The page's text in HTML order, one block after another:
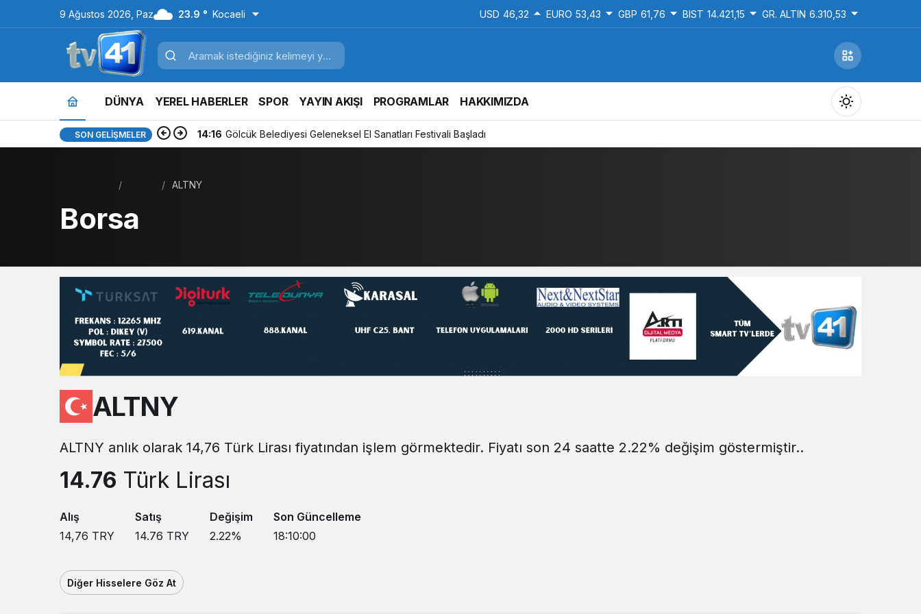
9 Ağustos 2026, Paz 23.9 ° Kocaeli USD 46,32 EURO 53,43 GBP 61,76 BIST 14.421,15 GR. ALTIN 6.310,53
DÜNYA YEREL HABERLER SPOR YAYIN AKIŞI PROGRAMLAR HAKKIMIZDA
Gece Modu
Gece modunu seçin.
Sistem Modu
Sistem modunu seçin.
SON GELIŞMELER 14:14 Tavşancıl’a tarihi dokuyla uyumlu yeni sosyal tesis geliyor
ALTNY
Borsa
ALTNY
ALTNY anlık olarak 14,76 Türk Lirası fiyatından işlem görmektedir. Fiyatı son 24 saatte 2.22% değişim göstermiştir..
14.76 Türk Lirası
Alış
14,76 TRY
Satış
14.76 TRY
Değişim
2.22%
Son Güncelleme
18:10:00
Diğer Hisselere Göz At